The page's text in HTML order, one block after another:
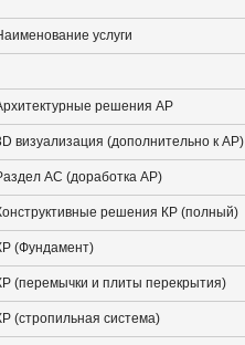
услуги
решения АР
визуализация (дополнительно к АР)
АС (доработка АР)
решения КР (полный)
(Фундамент)
(перемычки и плиты перекрытия)
(стропильная система)